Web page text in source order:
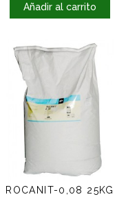
Añadir al carrito
ROCANIT-0,08 25KG